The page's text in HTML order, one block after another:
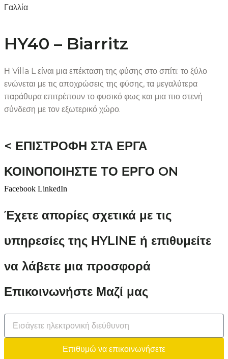
Γαλλία
HY40 – Biarritz
Η Villa L είναι μια επέκταση της φύσης στο σπίτι: το ξύλο
ενώνεται με τις αποχρώσεις της φύσης, τα μεγαλύτερα
παράθυρα επιτρέπουν το φυσικό φως και μια πιο στενή
σύνδεση με τον εξωτερικό χώρο.
< ΕΠΙΣΤΡΟΦΗ ΣΤΑ ΕΡΓΑ
ΚΟΙΝΟΠΟΙΗΣΤΕ ΤΟ ΕΡΓΟ ON
Facebook LinkedIn
Έχετε απορίες σχετικά με τις
υπηρεσίες της ΗYLINE ή επιθυμείτε
να λάβετε μια προσφορά
Επικοινωνήστε Μαζί μας
Επιθυμώ να επικοινωνήσετε